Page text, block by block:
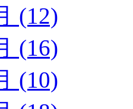
(12)
(16)
(10)